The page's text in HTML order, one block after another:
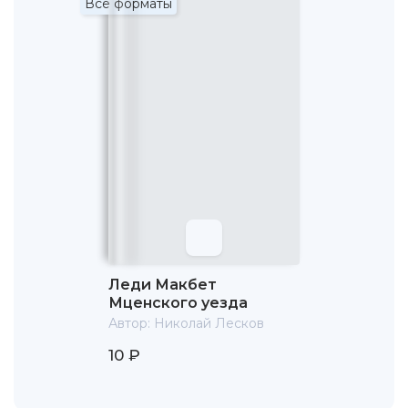
напечатал в журнале "Библиотека для чтения"
"Запечатленного ангела". "Очарованного странника"
Катков вообще отказался печатать. Лесков разорвал
договор с ним и оказался в трудном материальном
Ученого комитета Министерства народного
Все форматы
Леди Макбет
Мценского уезда
Автор: Николай Лесков
10 ₽